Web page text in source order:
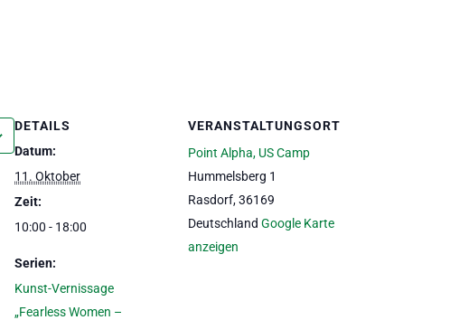
DETAILS
Datum:
11. Oktober
Zeit:
10:00 - 18:00
Serien:
Kunst-Vernissage
„Fearless Women –
VERANSTALTUNGSORT
Point Alpha, US Camp
Hummelsberg 1
Rasdorf,36169
Deutschland Google Karte
anzeigen